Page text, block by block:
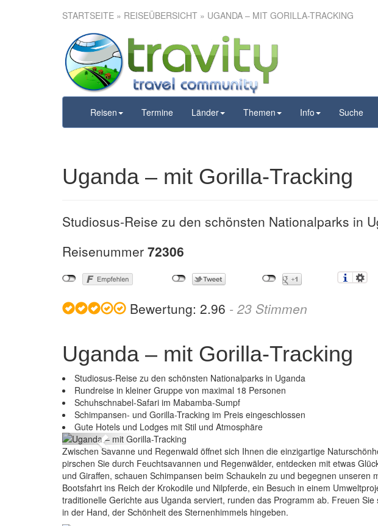
STARTSEITE » REISEÜBERSICHT » UGANDA – MIT GORILLA-TRACKING
Reisen Termine Länder Themen Info Suche
Uganda – mit
Uganda – mit Gorilla-Tracking
Studiosus-Reise zu den schönsten Nationalparks in
Reisenummer 72306
Bewertung: 2.96 - 23 Stimmen
Uganda – mit Gorilla-Tracking
Studiosus-Reise zu den schönsten Nationalparks in Uganda
Rundreise in kleiner Gruppe von maximal 18 Personen
Schuhschnabel-Safari im Mabamba-Sumpf
Schimpansen- und Gorilla-Tracking im Preis eingeschlossen
Gute Hotels und Lodges mit Stil und Atmosphäre
Previous
Zwischen Savanne und Regenwald öffnet sich Ihnen die einzigartige
pirschen Sie durch Feuchtsavannen und Regenwälder, entdecken mit etwas
und Giraffen, schauen Schimpansen beim Schaukeln zu und begegnen unseren
Bootsfahrt ins Reich der Krokodile und Nilpferde, ein Besuch in einem
traditionelle Gerichte aus Uganda serviert, runden das Programm ab. Freuen
in der Hand, der Schönheit des Sternenhimmels hingeben.